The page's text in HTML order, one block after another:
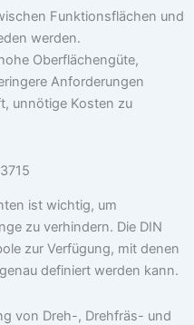
Funktionsflächen und
werden.
Oberflächengüte,
Anforderungen
unnötige Kosten zu
ist wichtig, um
zu verhindern. Die DIN
zur Verfügung, mit denen
definiert werden kann.
von Dreh-, Drehfräs- und